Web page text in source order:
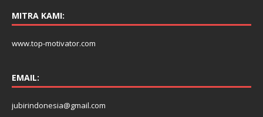
MITRA KAMI:
www.top-motivator.com
EMAIL:
jubirindonesia@gmail.com